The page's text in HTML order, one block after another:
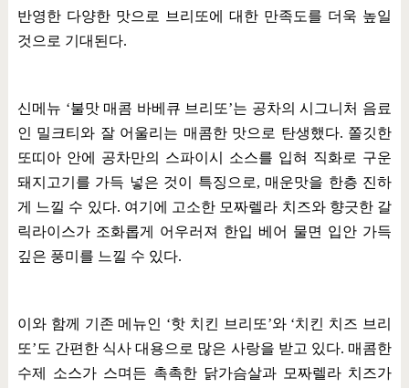
반영한 다양한 맛으로 브리또에 대한 만족도를 더욱 높일
것으로 기대된다.
신메뉴 ‘불맛 매콤 바베큐 브리또’는 공차의 시그니처 음료
인 밀크티와 잘 어울리는 매콤한 맛으로 탄생했다. 쫄깃한
또띠아 안에 공차만의 스파이시 소스를 입혀 직화로 구운
돼지고기를 가득 넣은 것이 특징으로, 매운맛을 한층 진하
게 느낄 수 있다. 여기에 고소한 모짜렐라 치즈와 향긋한 갈
릭라이스가 조화롭게 어우러져 한입 베어 물면 입안 가득
깊은 풍미를 느낄 수 있다.
이와 함께 기존 메뉴인 ‘핫 치킨 브리또’와 ‘치킨 치즈 브리
또’도 간편한 식사 대용으로 많은 사랑을 받고 있다. 매콤한
수제 소스가 스며든 촉촉한 닭가슴살과 모짜렐라 치즈가